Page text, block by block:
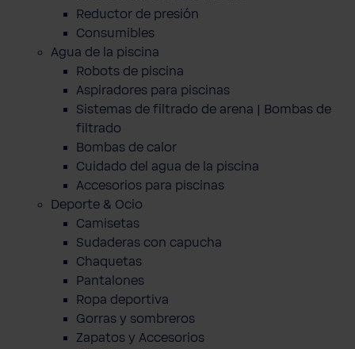
Reductor de presión
Consumibles
Agua de la piscina
Robots de piscina
Aspiradores para piscinas
Sistemas de filtrado de arena | Bombas de
filtrado
Bombas de calor
Cuidado del agua de la piscina
Accesorios para piscinas
Deporte & Ocio
Camisetas
Sudaderas con capucha
Chaquetas
Pantalones
Ropa deportiva
Gorras y sombreros
Zapatos y Accesorios